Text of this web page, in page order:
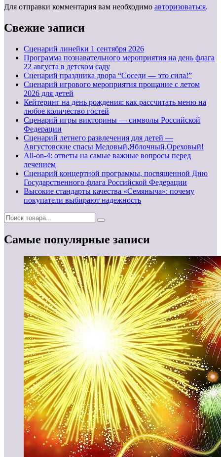
Для отправки комментария вам необходимо авторизоваться.
Свежие записи
Cценарий линейки 1 сентября 2026
Программа познавательного мероприятия на день флага
22 августа в детском саду
Сценарий праздника двора “Соседи — это сила!”
Сценарий игрового мероприятия прощание с летом
2026 для детей
Кейтеринг на день рождения: как рассчитать меню на
любое количество гостей
Сценарий игры викторины — символы Российской
Федерации
Сценарий летнего развлечения для детей —
Августовские спасы Медовый,Яблочный,Ореховый!
All-on-4: ответы на самые важные вопросы перед
лечением
Сценарий концертной программы, посвященной Дню
Государственного флага Российской Федерации
Высокие стандарты качества «Семяныча»: почему
покупатели выбирают надежность
Самые популярные записи